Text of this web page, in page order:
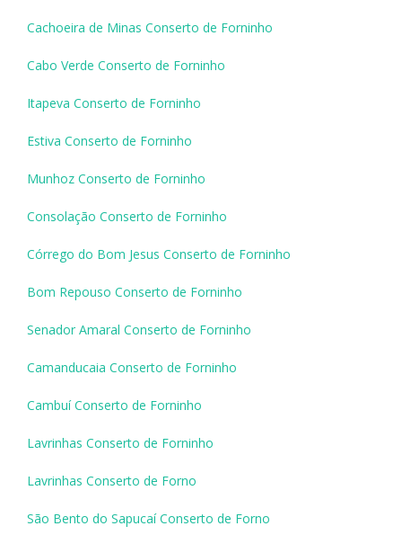
Cachoeira de Minas Conserto de Forninho
Cabo Verde Conserto de Forninho
Itapeva Conserto de Forninho
Estiva Conserto de Forninho
Munhoz Conserto de Forninho
Consolação Conserto de Forninho
Córrego do Bom Jesus Conserto de Forninho
Bom Repouso Conserto de Forninho
Senador Amaral Conserto de Forninho
Camanducaia Conserto de Forninho
Cambuí Conserto de Forninho
Lavrinhas Conserto de Forninho
Lavrinhas Conserto de Forno
São Bento do Sapucaí Conserto de Forno